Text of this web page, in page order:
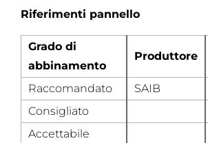
Riferimenti pannello
Grado di
abbinamento
Produttore
Raccomandato
SAIB
Consigliato
Accettabile